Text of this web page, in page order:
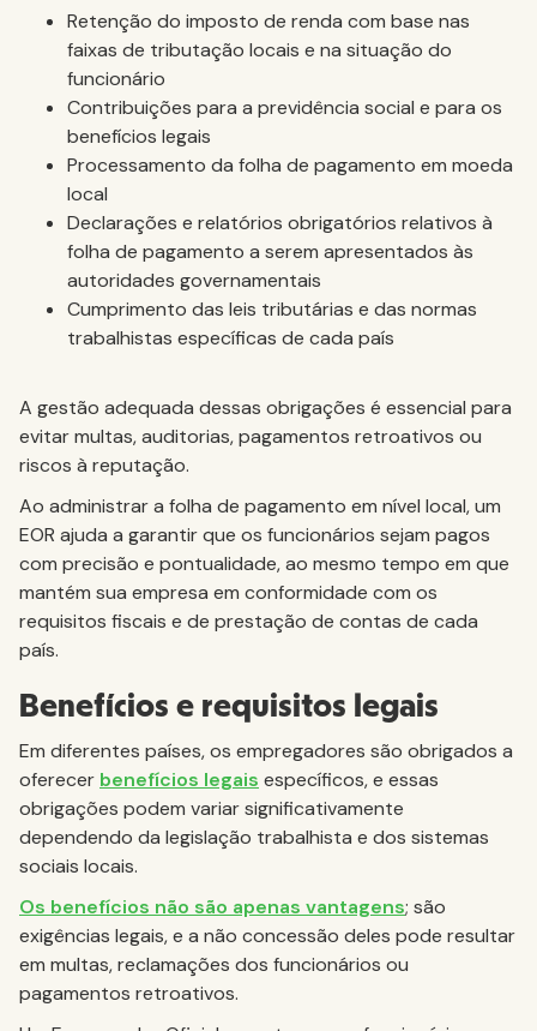
Retenção do imposto de renda com base nas
faixas de tributação locais e na situação do
funcionário
Contribuições para a previdência social e para os
benefícios legais
Processamento da folha de pagamento em moeda
local
Declarações e relatórios obrigatórios relativos à
folha de pagamento a serem apresentados às
autoridades governamentais
Cumprimento das leis tributárias e das normas
trabalhistas específicas de cada país
A gestão adequada dessas obrigações é essencial para
evitar multas, auditorias, pagamentos retroativos ou
riscos à reputação.
Ao administrar a folha de pagamento em nível local, um
EOR ajuda a garantir que os funcionários sejam pagos
com precisão e pontualidade, ao mesmo tempo em que
mantém sua empresa em conformidade com os
requisitos fiscais e de prestação de contas de cada
país.
Benefícios e requisitos legais
Em diferentes países, os empregadores são obrigados a
oferecer benefícios legais específicos, e essas
obrigações podem variar significativamente
dependendo da legislação trabalhista e dos sistemas
sociais locais.
Os benefícios não são apenas vantagens; são
exigências legais, e a não concessão deles pode resultar
em multas, reclamações dos funcionários ou
pagamentos retroativos.